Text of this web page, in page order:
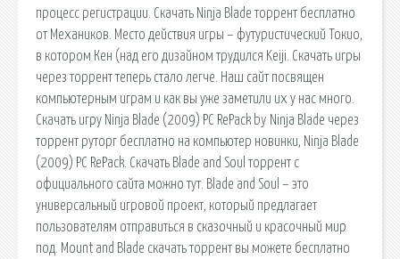
процесс регистрации. Скачать Ninja Blade торрент бесплатно
от Механиков. Место действия игры – футуристический Токио,
в котором Кен (над его дизайном трудился Keiji. Скачать игры
через торрент теперь стало легче. Наш сайт посвящен
компьютерным играм и как вы уже заметили их у нас много.
Скачать игру Ninja Blade (2009) PC RePack by Ninja Blade через
торрент руторг бесплатно на компьютер новинки, Ninja Blade
(2009) PC RePack. Скачать Blade and Soul торрент с
официального сайта можно тут. Blade and Soul – это
универсальный игровой проект, который предлагает
пользователям отправиться в сказочный и красочный мир
под. Mount and Blade скачать торрент вы можете бесплатно